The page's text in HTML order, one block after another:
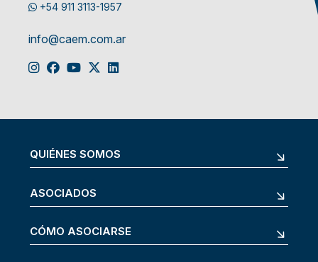
+54 911 3113-1957
info@caem.com.ar
QUIÉNES SOMOS
ASOCIADOS
CÓMO ASOCIARSE